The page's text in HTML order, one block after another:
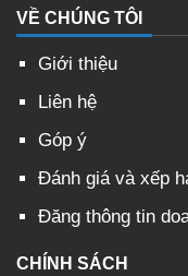
VỀ CHÚNG TÔI
Giới thiệu
Liên hệ
Góp ý
Đánh giá và xếp
Đăng thông tin
CHÍNH SÁCH